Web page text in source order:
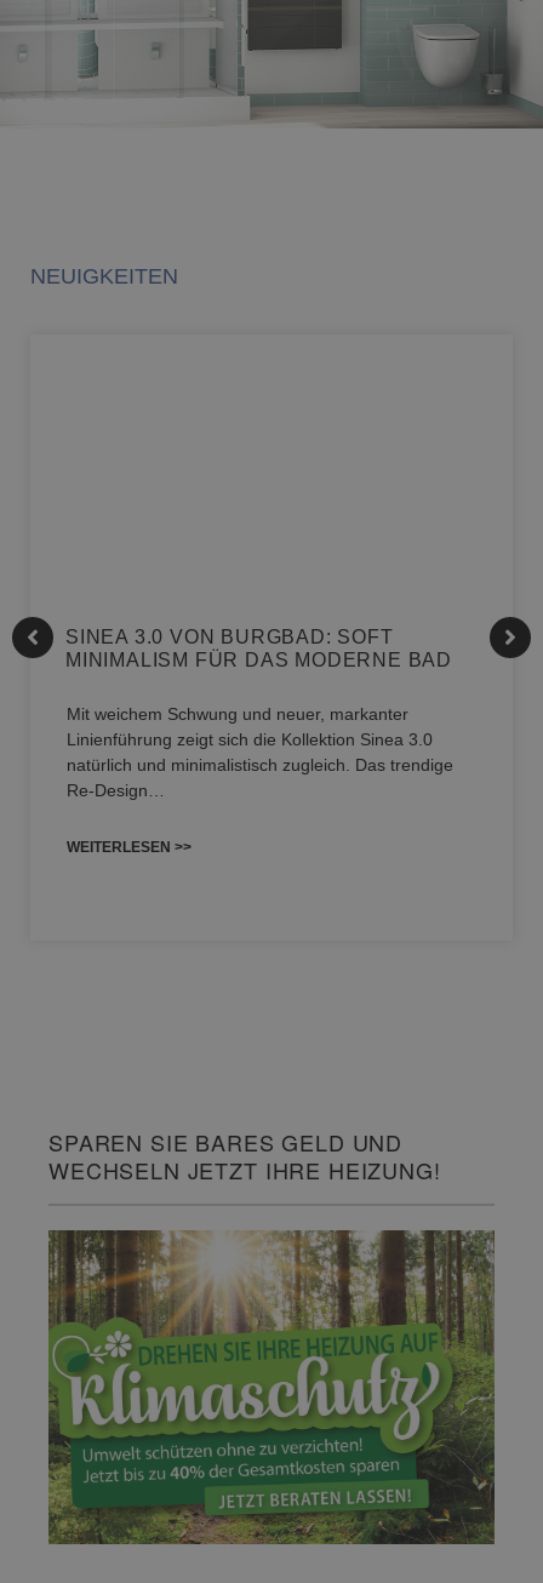
NEUIGKEITEN
SINEA 3.0 VON BURGBAD: SOFT
MINIMALISM FÜR DAS MODERNE BAD
Mit weichem Schwung und neuer, markanter
Linienführung zeigt sich die Kollektion Sinea 3.0
natürlich und minimalistisch zugleich. Das trendige
Re-Design…
WEITERLESEN >>
SPAREN SIE BARES GELD UND
WECHSELN JETZT IHRE HEIZUNG!